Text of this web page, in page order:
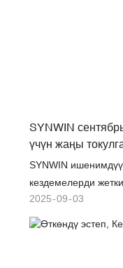
SYNWIN
үчүн жаңы
SYNWIN ишенимдүү
кездемелерди
композиттик
гигиена,
2025 09 03